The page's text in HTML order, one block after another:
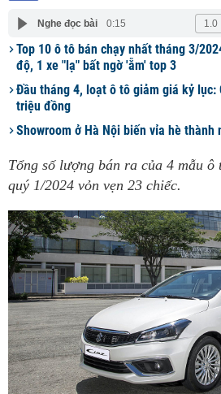
Nghe đọc bài 0:15
Top 10 ô tô bán chạy nhất tháng 3/
độ, 1 xe "lạ" bất ngờ 'ẵm' top 3
Đầu tháng 4, loạt ô tô giảm giá kỷ lục:
triệu đồng
Showroom ở Hà Nội biến vỉa hè thành
Tổng số lượng bán ra của 4 mẫu
quý 1/2024 vỏn vẹn 23 chiếc.